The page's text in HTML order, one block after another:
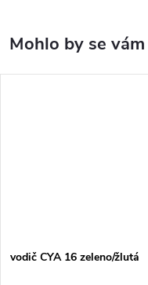
vodič CYA 16 zeleno/žlutá